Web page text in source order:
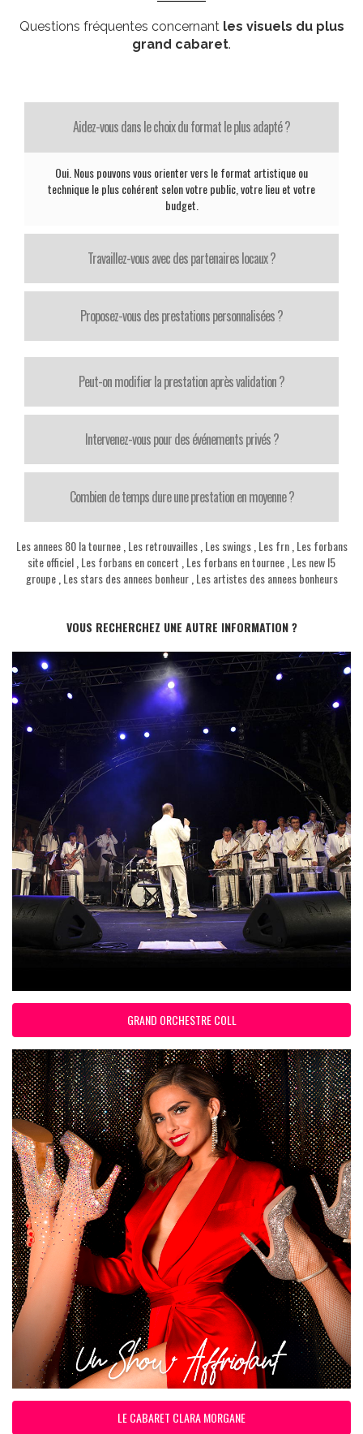
Questions fréquentes concernant les visuels du plus
grand cabaret.
Aidez-vous dans le choix du format le plus adapté ?
Oui. Nous pouvons vous orienter vers le format artistique ou
technique le plus cohérent selon votre public, votre lieu et votre
budget.
Travaillez-vous avec des partenaires locaux ?
Proposez-vous des prestations personnalisées ?
Peut-on modifier la prestation après validation ?
Intervenez-vous pour des événements privés ?
Combien de temps dure une prestation en moyenne ?
Les annees 80 la tournee, Les retrouvailles, Les swings, Les frn, Les forbans
site officiel Les forbans en concert Les forbans en tournee Les new l5
groupe, Les stars des annees bonheur, Les artistes des annees bonheurs
VOUS RECHERCHEZ UNE AUTRE INFORMATION ?
GRAND ORCHESTRE COLL
LE CABARET CLARA MORGANE